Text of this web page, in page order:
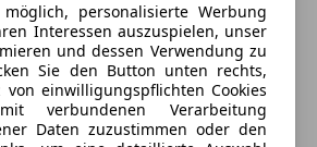
personalisierte Werbung
Interessen auszuspielen, unser
und dessen Verwendung zu
Sie den Button unten rechts,
von einwilligungspflichten Cookies
verbundenen Verarbeitung
Daten zuzustimmen oder den